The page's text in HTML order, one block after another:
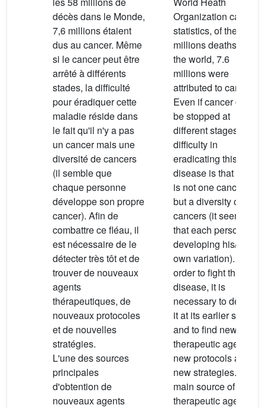
décès dans le Monde,
7,6 millions étaient
dus au cancer. Même
si le cancer peut être
arrêté à différents
stades, la difficulté
pour éradiquer cette
maladie réside dans
le fait qu'il n'y a pas
un cancer mais une
diversité de cancers
(il semble que
chaque personne
développe son propre
cancer). Afin de
combattre ce fléau, il
est nécessaire de le
détecter très tôt et de
trouver de nouveaux
agents
thérapeutiques, de
nouveaux protocoles
et de nouvelles
stratégies.
L'une des sources
principales
d'obtention de
nouveaux agents
Organization cancer
statistics, of the 58
millions deaths in
the world, 7.6
millions were
attributed to cancer.
Even if cancer can
be stopped at
different stages, the
difficulty in
eradicating this
disease is that there
is not one cancer
but a diversity of
cancers (it seems
that each person is
developing his/her
own variation). In
order to fight this
disease, it is
necessary to detect
it at its earlier stage
and to find new
therapeutic agents,
new protocols and
new strategies. The
main source of new
therapeutic agents